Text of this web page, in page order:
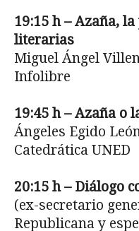
19:15 h – Azaña,
literarias
Miguel Ángel
Infolibre
19:45 h – Azaña o
Ángeles Egido
Catedrática UNED
20:15 h – Diálogo
(ex-secretario
Republicana y